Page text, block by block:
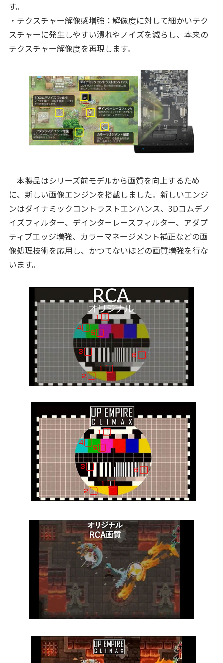
す。
・テクスチャー解像感増強：解像度に対して細かいテク
スチャーに発生しやすい潰れやノイズを減らし、本来の
テクスチャー解像度を再現します。
本製品はシリーズ前モデルから画質を向上するため
に、新しい画像エンジンを搭載しました。新しいエンジ
ンはダイナミックコントラストエンハンス、3Dコムデノ
イズフィルター、デインターレースフィルター、アダプ
ティブエッジ増強、カラーマネージメント補正などの画
像処理技術を応用し、かつてないほどの画質増強を行な
います。